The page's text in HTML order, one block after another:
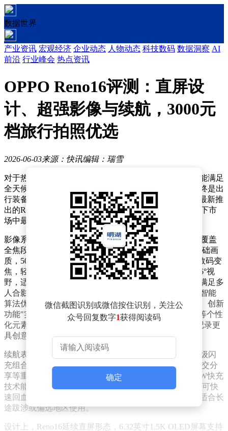
数据世界
产业资讯 宏观经济 企业动态 人物动态 科技数码 数据洞察 AI
前沿 行业峰会 热点资讯
OPPO Reno16评测：直屏设
计、超强影像与续航，3000元
档旅行拍照优选
2026-06-03来源：快讯编辑：瑞雪
对于热爱旅行的用户而言，一部既能捕捉精彩瞬间、又能满足
全天候使用需求，同时具备舒适握持感的直屏手机，始终是出
行装备清单中的关键项。在3000-4000元价位段，OPPO最新推
出的Reno16凭借影像、续航与设计的全面突破，成为当下市
场中最受关注的旅行伴侣候选机型。
影像系统是Reno16的核心竞争力。其搭载的四主摄组合覆盖
全焦段拍摄场景：2亿像素超清主摄以f/1.8大光圈确保基础画
质，5000万像素潜望式长焦支持3.5倍光学变焦与120倍数码变
焦，轻松捕捉远景细节；5000万像素超广角镜头提供116°视
野，适合拍摄宏大场景；前置5000万像素超广角镜头则满足多
人合影需求。软件层面，"Natural Tone真实感引擎"通过智能
算法优化人像肤色与光影层次，避免过度美颜的失真感。创新
功能"实况随心贴"允许用户为动态照片添加涂鸦、文字等个性
化元素，结合Inst胶片、CCD闪光等风格滤镜，让旅行记录更
具创意。
续航表现方面，Reno16配备6700mAh冰川电池与80W超级闪
充组合。实测数据显示，在连续导航、4K视频录制、社交分
享等重度使用场景下，手机可支撑12小时以上续航；80W快充
技术能在30分钟内将电量从0充至70%，利用碎片时间即可快
速回血。这一配置有效缓解了旅行中的电量焦虑，尤其适合长
途跋涉或偏远地区使用。
设计上，Reno16延续直屏形态，6.32英寸1.5K OLED屏幕支持
微信截图识别或微信按住识别，关注公
众号回复数字1获得阅读码
确定